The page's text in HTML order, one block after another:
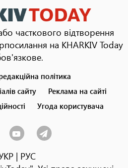
часткового відтворення
на KHARKIV Today
політика
сайту
Реклама на сайті
Угода користувача
| РУС